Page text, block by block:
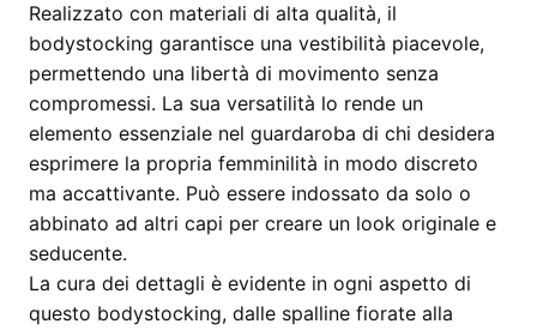
Realizzato con materiali di alta qualità, il
bodystocking garantisce una vestibilità piacevole,
permettendo una libertà di movimento senza
compromessi. La sua versatilità lo rende un
elemento essenziale nel guardaroba di chi desidera
esprimere la propria femminilità in modo discreto
ma accattivante. Può essere indossato da solo o
abbinato ad altri capi per creare un look originale e
seducente.
La cura dei dettagli è evidente in ogni aspetto di
questo bodystocking, dalle spalline fiorate alla